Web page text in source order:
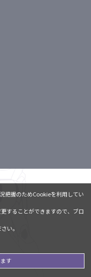
把握のためCookieを利用してい
することができますので、ブロ
い。
す